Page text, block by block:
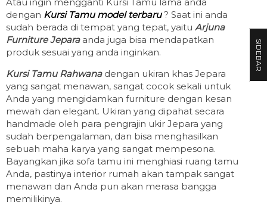
dengan Kursi Tamu model terbaru? Saat ini anda
sudah berada di tempat yang tepat, yaitu Arjuna
Furniture Jepara anda juga bisa mendapatkan
produk sesuai yang anda inginkan.
Kursi Tamu Rahwana dengan ukiran khas Jepara
yang sangat menawan, sangat cocok sekali untuk
Anda yang mengidamkan furniture dengan kesan
mewah dan elegant. Ukiran yang dipahat secara
handmade oleh para pengrajin ukir Jepara yang
sudah berpengalaman, dan bisa menghasilkan
sebuah maha karya yang sangat mempesona.
Bayangkan jika sofa tamu ini menghiasi ruang tamu
Anda, pastinya interior rumah akan tampak sangat
menawan dan Anda pun akan merasa bangga
memilikinya.
SIDEBAR